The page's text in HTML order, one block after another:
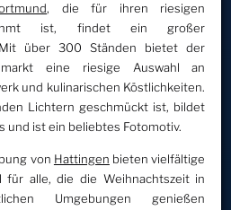
, die für ihren riesigen
ist, findet ein großer
über 300 Ständen bietet der
eine riesige Auswahl an
und kulinarischen Köstlichkeiten.
Lichtern geschmückt ist, bildet
und ist ein beliebtes Fotomotiv.
von Hattingen bieten vielfältige
für alle, die die Weihnachtszeit in
Umgebungen genießen